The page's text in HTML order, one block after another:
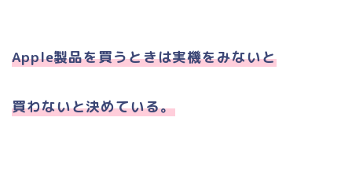
Apple製品を買うときは実機をみないと
買わないと決めている。